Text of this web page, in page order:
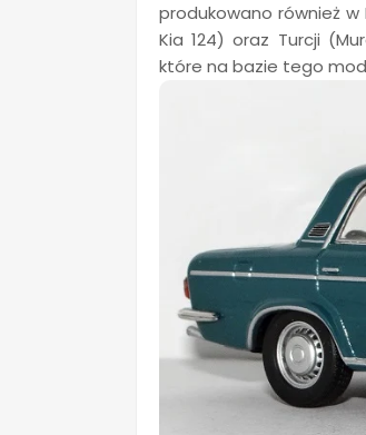
produkowano również w
Kia 124) oraz Turcji
które na bazie tego